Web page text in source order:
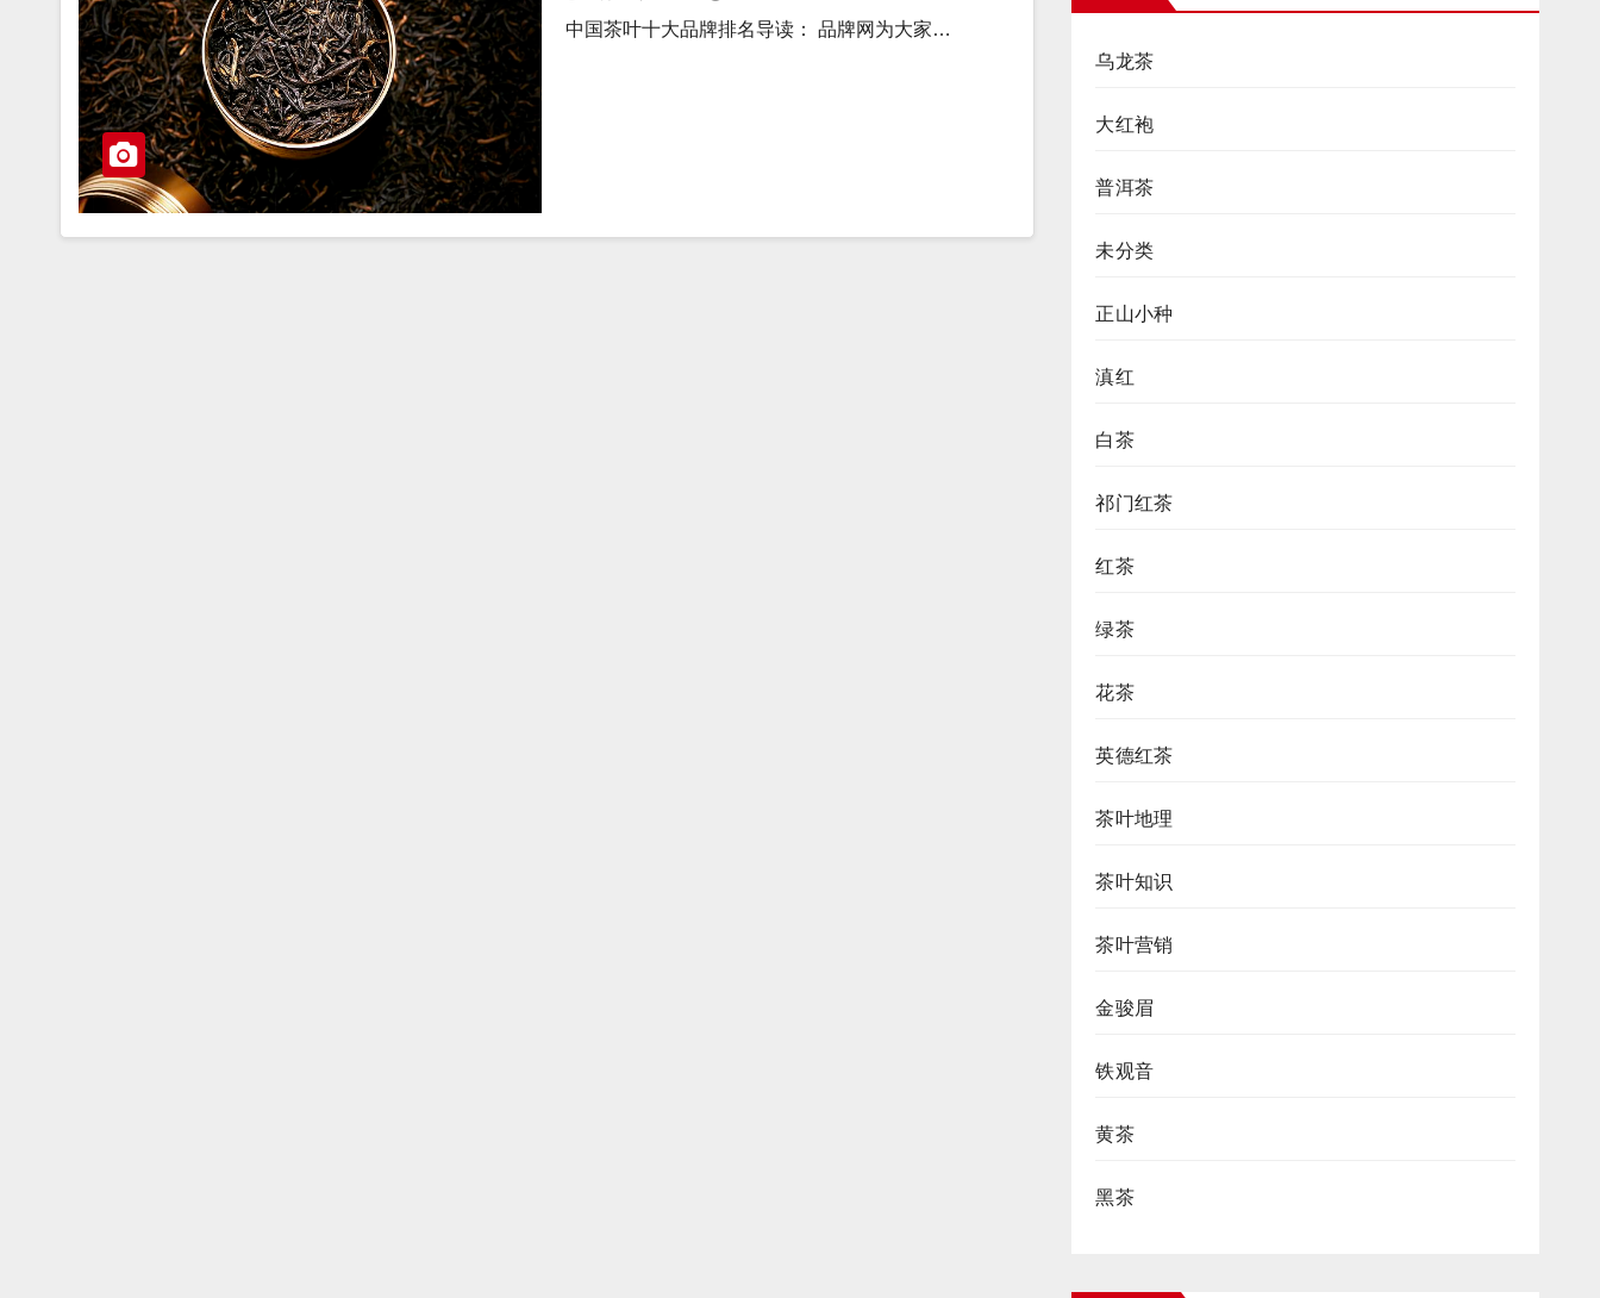
中国茶叶十大品牌排名导读： 品牌网为大家…
乌龙茶
大红袍
普洱茶
未分类
正山小种
滇红
白茶
祁门红茶
红茶
绿茶
花茶
英德红茶
茶叶地理
茶叶知识
茶叶营销
金骏眉
铁观音
黄茶
黑茶